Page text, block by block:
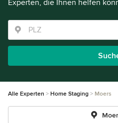
Experten, die Ihnen helfen
Alle Experten Home Staging Moers